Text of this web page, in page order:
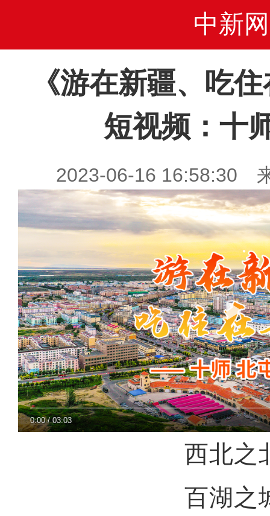
中新网
《游在新疆、吃
短视频：十
2023-06-16 16:58:30
0:00/03:03
西北之
百湖之